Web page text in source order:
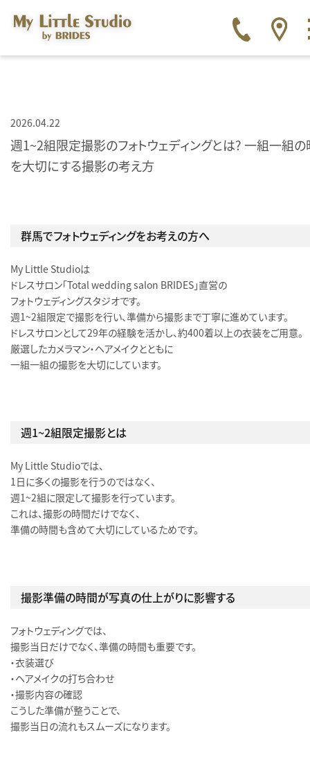
2026.04.22
週1〜2組限定撮影のフォトウェディングとは？ 一組一組
を大切にする撮影の考え方
群馬でフォトウェディングをお考えの方へ
My Little Studioは
ドレスサロン「Total wedding salon BRIDES」直営の
フォトウェディングスタジオです。
週1〜2組限定で撮影を行い、準備から撮影まで丁寧に進めています。
ドレスサロンとして29年の経験を活かし、約400着以上の衣装をご用意。
厳選したカメラマン・ヘアメイクとともに
一組一組の撮影を大切にしています。
週1〜2組限定撮影とは
My Little Studioでは、
1日に多くの撮影を行うのではなく、
週1〜2組に限定して撮影を行っています。
これは、撮影の時間だけでなく、
準備の時間も含めて大切にしているためです。
撮影準備の時間が写真の仕上がりに影響する
フォトウェディングでは、
撮影当日だけでなく、準備の時間も重要です。
・衣装選び
・ヘアメイクの打ち合わせ
・撮影内容の確認
こうした準備が整うことで、
撮影当日の流れもスムーズになります。